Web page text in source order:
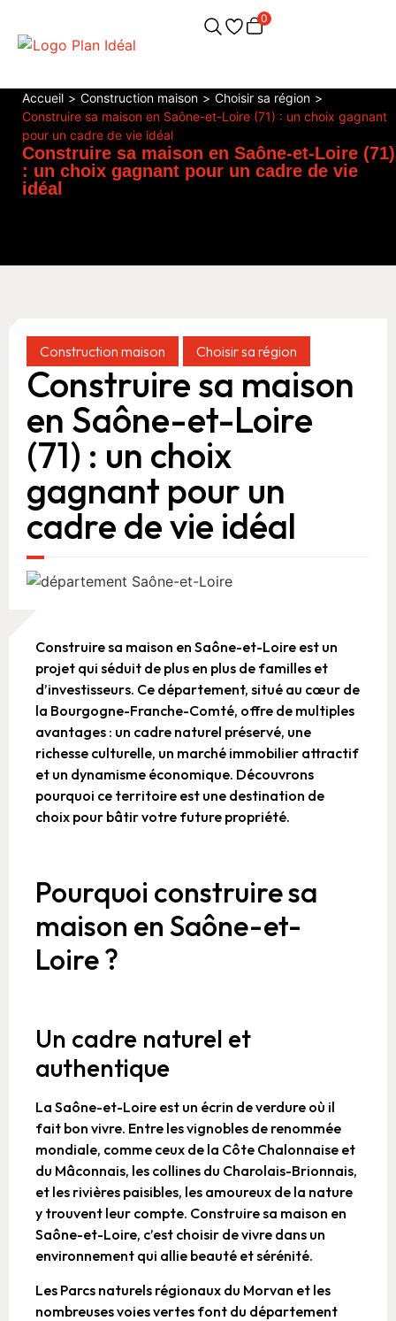
0
Accueil > Construction maison > Choisir sa région >
Construire sa maison en Saône-et-Loire (71) : un choix gagnant
pour un cadre de vie idéal
Construire sa maison en Saône-et-Loire (71)
: un choix gagnant pour un cadre de vie
idéal
Construction maison Choisir sa région
Construire sa maison
en Saône-et-Loire
(71) : un choix
gagnant pour un
cadre de vie idéal
Construire sa maison en Saône-et-Loire est un
projet qui séduit de plus en plus de familles et
d’investisseurs. Ce département, situé au cœur de
la Bourgogne-Franche-Comté, offre de multiples
avantages : un cadre naturel préservé, une
richesse culturelle, un marché immobilier attractif
et un dynamisme économique. Découvrons
pourquoi ce territoire est une destination de
choix pour bâtir votre future propriété.
Pourquoi construire sa
maison en Saône-et-
Loire ?
Un cadre naturel et
authentique
La Saône-et-Loire est un écrin de verdure où il
fait bon vivre. Entre les vignobles de renommée
mondiale, comme ceux de la Côte Chalonnaise et
du Mâconnais, les collines du Charolais-Brionnais,
et les rivières paisibles, les amoureux de la nature
y trouvent leur compte. Construire sa maison en
Saône-et-Loire, c’est choisir de vivre dans un
environnement qui allie beauté et sérénité.
Les Parcs naturels régionaux du Morvan et les
nombreuses voies vertes font du département